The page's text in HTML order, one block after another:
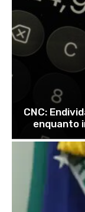
CNC:
enquanto